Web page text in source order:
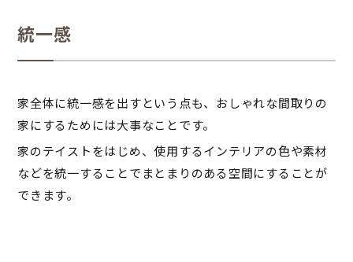
統一感
家全体に統一感を出すという点も、おしゃれな間取りの
家にするためには大事なことです。
家のテイストをはじめ、使用するインテリアの色や素材
などを統一することでまとまりのある空間にすることが
できます。